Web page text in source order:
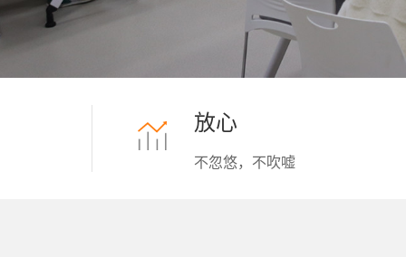
放心
不忽悠，不吹嘘